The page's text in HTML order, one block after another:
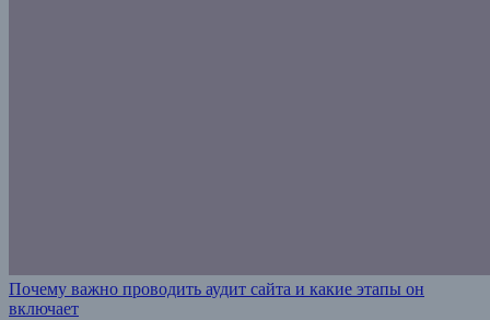
Почему важно проводить аудит сайта и какие этапы он
включает